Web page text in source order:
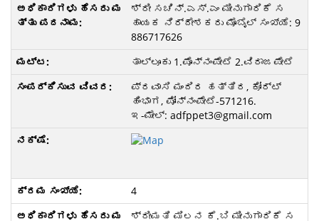
ಶ್ರೀ ಸಚಿನ್‌.ಎಸ್‌.ಎಂ ಮೀನುಗಾರಿಕೆ ಸ
ಹಾಯಕ ನಿರ್ದೇಶಕರು ಮೊಬೈಲ್‌ ಸಂಖ್ಯೆ: 9
886717626
ತಾಲ್ಲೂಕು 1.ಪೊನ್ನಂಪೇಟೆ 2.ವಿರಾಜಪೇಟೆ
ಪ್ರವಾಸಿ ಮಂದಿರ ಹತ್ತಿರ, ಕೋರ್ಟ್
ಹಿಂಭಾಗ, ಪೋನ್ನಂಪೇಟೆ-571216.
ಇ-ಮೇಲ್‌: adfppet3@gmail.com
4
ಶ್ರೀಮತಿ ಮಿಲನ ಕೆ.ಬಿ ಮೀನುಗಾರಿಕೆ ಸ